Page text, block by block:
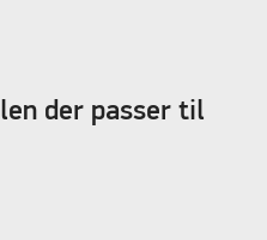
der passer til